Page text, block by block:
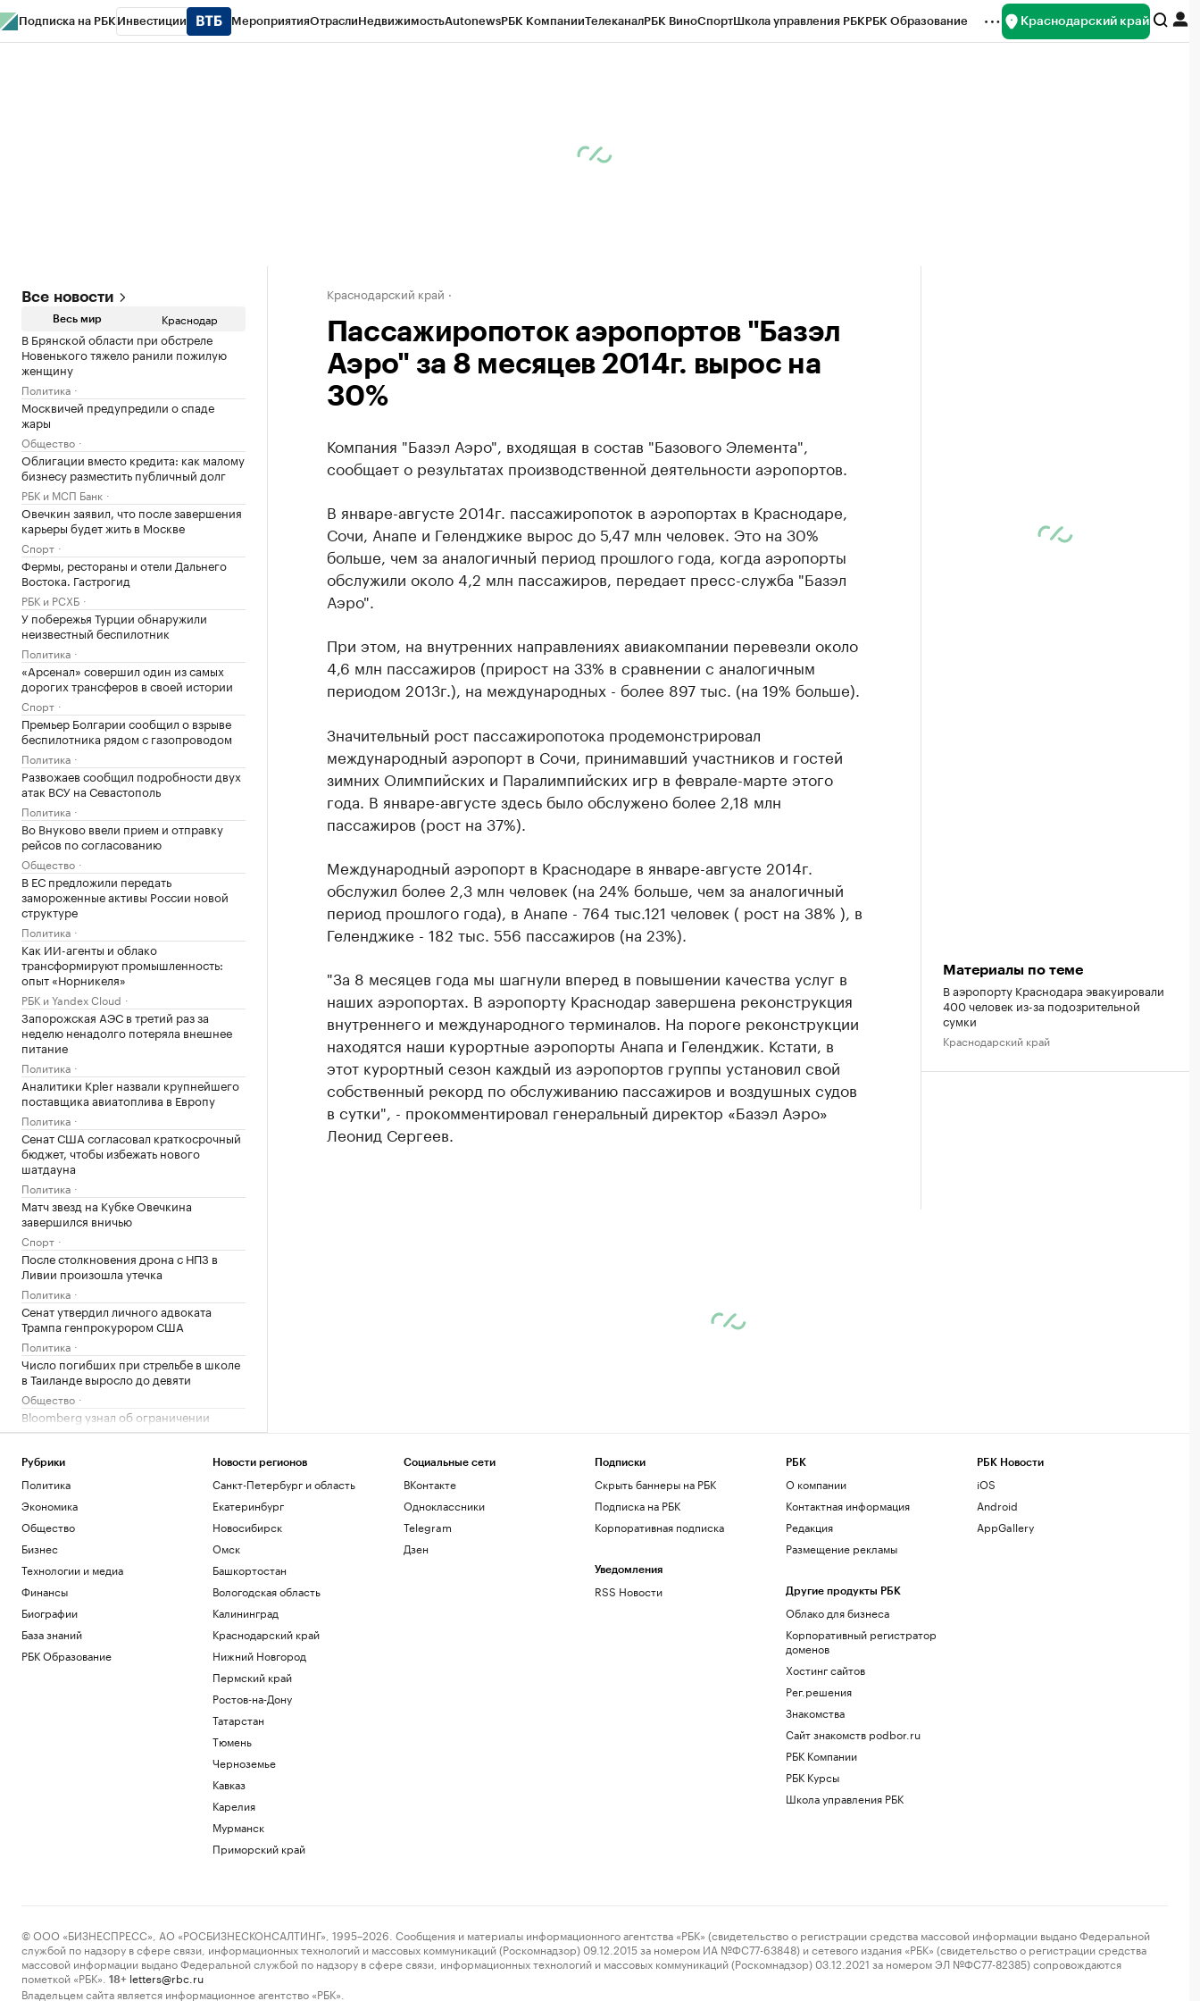
Подписка на РБК Инвестиции МероприятияОтраслиНедвижимостьAutonewsРБК КомпанииТелеканалРБК ВиноСпортШкола управления РБКРБК Образование Краснодарский край
Все новости
Весь мир Краснодар
В Брянской области при обстреле
Новенького тяжело ранили пожилую
женщину
Политика
Москвичей предупредили о спаде
жары
Общество
Облигации вместо кредита: как малому
бизнесу разместить публичный долг
РБК и МСП Банк
Овечкин заявил, что после завершения
карьеры будет жить в Москве
Спорт
Фермы, рестораны и отели Дальнего
Востока. Гастрогид
РБК и РСХБ
У побережья Турции обнаружили
неизвестный беспилотник
Политика
«Арсенал» совершил один из самых
дорогих трансферов в своей истории
Спорт
Премьер Болгарии сообщил о взрыве
беспилотника рядом с газопроводом
Политика
Развожаев сообщил подробности двух
атак ВСУ на Севастополь
Политика
Во Внуково ввели прием и отправку
рейсов по согласованию
Общество
В ЕС предложили передать
замороженные активы России новой
структуре
Политика
Как ИИ-агенты и облако
трансформируют промышленность:
опыт «Норникеля»
РБК и Yandex Cloud
Запорожская АЭС в третий раз за
неделю ненадолго потеряла внешнее
питание
Политика
Аналитики Kpler назвали крупнейшего
поставщика авиатоплива в Европу
Политика
Сенат США согласовал краткосрочный
бюджет, чтобы избежать нового
шатдауна
Политика
Матч звезд на Кубке Овечкина
завершился вничью
Спорт
После столкновения дрона с НПЗ в
Ливии произошла утечка
Политика
Сенат утвердил личного адвоката
Трампа генпрокурором США
Политика
Число погибших при стрельбе в школе
в Таиланде выросло до девяти
Общество
Bloomberg узнал об ограничении
Турцией прохода судов в Черном море
Краснодарский край
Пассажиропоток аэропортов "Базэл
Аэро" за 8 месяцев 2014г. вырос на
30%
Компания "Базэл Аэро", входящая в состав "Базового Элемента",
сообщает о результатах производственной деятельности аэропортов.
В январе-августе 2014г. пассажиропоток в аэропортах в Краснодаре,
Сочи, Анапе и Геленджике вырос до 5,47 млн человек. Это на 30%
больше, чем за аналогичный период прошлого года, когда аэропорты
обслужили около 4,2 млн пассажиров, передает пресс-служба "Базэл
Аэро".
При этом, на внутренних направлениях авиакомпании перевезли около
4,6 млн пассажиров (прирост на 33% в сравнении с аналогичным
периодом 2013г.), на международных - более 897 тыс. (на 19% больше).
Значительный рост пассажиропотока продемонстрировал
международный аэропорт в Сочи, принимавший участников и гостей
зимних Олимпийских и Паралимпийских игр в феврале-марте этого
года. В январе-августе здесь было обслужено более 2,18 млн
пассажиров (рост на 37%).
Международный аэропорт в Краснодаре в январе-августе 2014г.
обслужил более 2,3 млн человек (на 24% больше, чем за аналогичный
период прошлого года), в Анапе - 764 тыс.121 человек ( рост на 38% ), в
Геленджике - 182 тыс. 556 пассажиров (на 23%).
"За 8 месяцев года мы шагнули вперед в повышении качества услуг в
наших аэропортах. В аэропорту Краснодар завершена реконструкция
внутреннего и международного терминалов. На пороге реконструкции
находятся наши курортные аэропорты Анапа и Геленджик. Кстати, в
этот курортный сезон каждый из аэропортов группы установил свой
собственный рекорд по обслуживанию пассажиров и воздушных судов
в сутки", - прокомментировал генеральный директор «Базэл Аэро»
Леонид Сергеев.
Материалы по теме
В аэропорту Краснодара эвакуировали
400 человек из-за подозрительной
сумки
Краснодарский край
Рубрики
Политика
Экономика
Общество
Бизнес
Технологии и медиа
Финансы
Биографии
База знаний
РБК Образование
Новости регионов
Санкт-Петербург и область
Екатеринбург
Новосибирск
Омск
Башкортостан
Вологодская область
Калининград
Краснодарский край
Нижний Новгород
Пермский край
Ростов-на-Дону
Татарстан
Тюмень
Черноземье
Кавказ
Карелия
Мурманск
Приморский край
Социальные сети
ВКонтакте
Одноклассники
Telegram
Дзен
Подписки
Скрыть баннеры на РБК
Подписка на РБК
Корпоративная подписка
Уведомления
RSS Новости
РБК
О компании
Контактная информация
Редакция
Размещение рекламы
Другие продукты РБК
Облако для бизнеса
Корпоративный регистратор
доменов
Хостинг сайтов
Рег.решения
Знакомства
Сайт знакомств podbor.ru
РБК Компании
РБК Курсы
Школа управления РБК
РБК Новости
iOS
Android
AppGallery
© ООО «БИЗНЕСПРЕСС», АО «РОСБИЗНЕСКОНСАЛТИНГ», 1995–2026. Сообщения и материалы информационного агентства «РБК» (свидетельство о регистрации средства массовой информации выдано Федеральной
службой по надзору в сфере связи, информационных технологий и массовых коммуникаций (Роскомнадзор) 09.12.2015 за номером ИА №ФС77-63848) и сетевого издания «РБК» (свидетельство о регистрации средства
массовой информации выдано Федеральной службой по надзору в сфере связи, информационных технологий и массовых коммуникаций (Роскомнадзор) 03.12.2021 за номером ЭЛ №ФС77-82385) сопровождаются
пометкой «РБК».
18+ letters@rbc.ru
Владельцем сайта является информационное агентство «РБК».